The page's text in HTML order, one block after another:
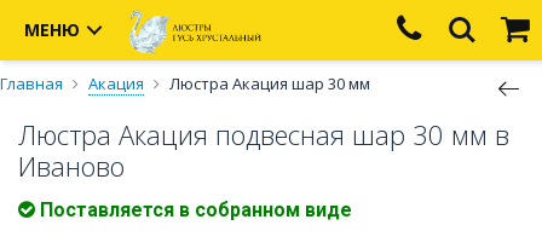
МЕНЮ
Главная Акация Люстра Акация шар 30 мм
Люстра Акация подвесная шар 30 мм в
Иваново
Поставляется в собранном виде